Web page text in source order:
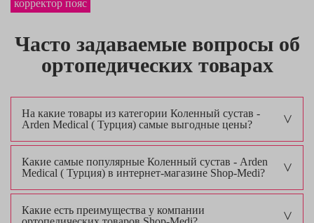
корректор пояс
Часто задаваемые вопросы об
ортопедических товарах
На какие товары из категории Коленный сустав -
Arden Medical ( Турция) самые выгодные цены?
Какие самые популярные Коленный сустав - Arden
Medical ( Турция) в интернет-магазине Shop-Medi?
Какие есть преимущества у компании